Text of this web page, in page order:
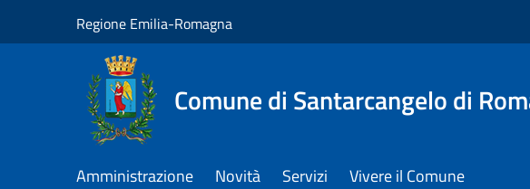
Regione Emilia-Romagna
Comune di Santarcangelo di
Amministrazione Novità Servizi Vivere il Comune